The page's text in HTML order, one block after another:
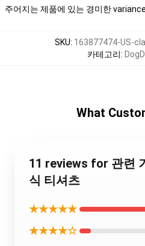
주어지는 제품에 있는 경미한
SKU: 163877474-US-
카테고리:
What
11 reviews for 관련
식 티셔츠
★★★★★
★★★★☆